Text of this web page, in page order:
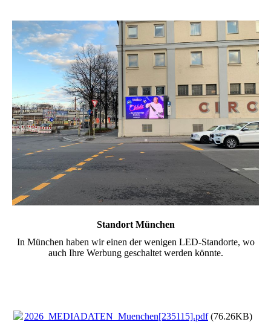
Standort München
In München haben wir einen der wenigen LED-Standorte, wo
auch Ihre Werbung geschaltet werden könnte.
2026_MEDIADATEN_Muenchen[235115].pdf(76.26KB)